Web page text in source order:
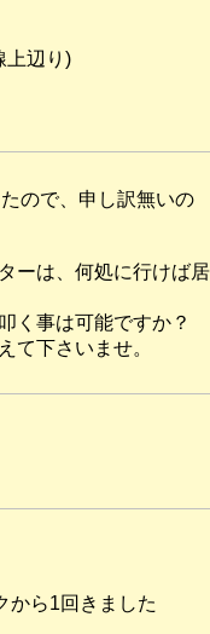
上辺り)
ので、申し訳無いの
ーは、何処に行けば居
く事は可能ですか？
て下さいませ。
から1回きました